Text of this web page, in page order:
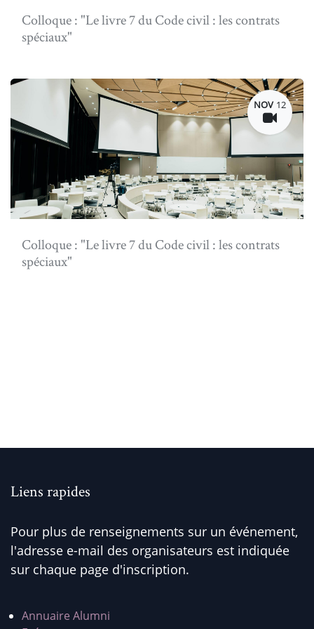
Colloque : "Le livre 7 du Code civil : les contrats
spéciaux"
NOV 12
Colloque : "Le livre 7 du Code civil : les contrats
spéciaux"
Liens rapides
Pour plus de renseignements sur un événement,
l'adresse e-mail des organisateurs est indiquée
sur chaque page d'inscription.
Annuaire Alumni